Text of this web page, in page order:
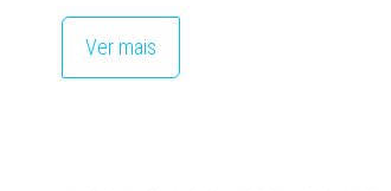
Ver mais